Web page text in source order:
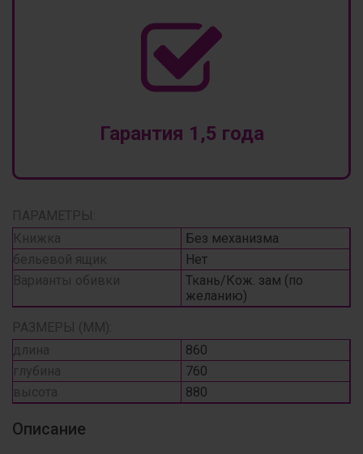
Гарантия 1,5 года
ПАРАМЕТРЫ:
Книжка
Без механизма
бельевой ящик
Нет
Варианты обивки
Ткань/Кож. зам (по
желанию)
РАЗМЕРЫ (ММ):
длина
860
глубина
760
высота
880
Описание